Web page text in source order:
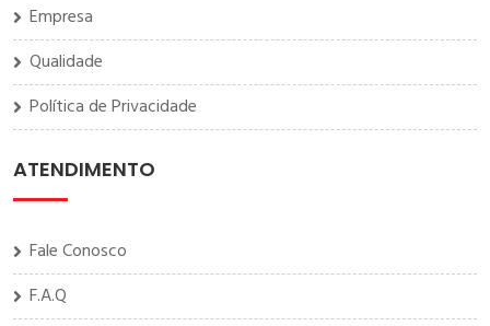
Empresa
Qualidade
Política de Privacidade
ATENDIMENTO
Fale Conosco
F.A.Q